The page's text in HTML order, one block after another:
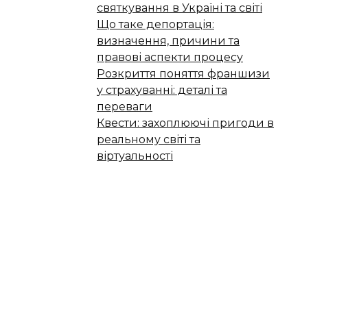
святкування в Україні та світі
Що таке депортація:
визначення, причини та
правові аспекти процесу
Розкриття поняття франшизи
у страхуванні: деталі та
переваги
Квести: захоплюючі пригоди в
реальному світі та
віртуальності